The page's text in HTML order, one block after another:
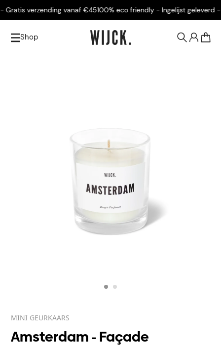
verzending vanaf €45100% eco friendly - Ingelijst geleverd -
Shop
MINI GEURKAARS
Amsterdam - Façade